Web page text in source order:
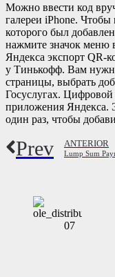
Можно ввести код
галереи iPhone.
которого был
нажмите значок меню
Яндекса экспорт QR-
у Тинькофф. Вам
страницы, выбрать
Госуслугах.
приложения Яндекса.
один раз, чтобы
Prev ANTERIOR